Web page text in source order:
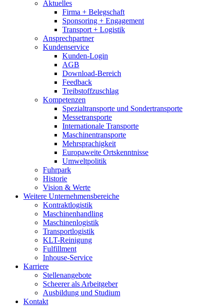
Aktuelles
Firma + Belegschaft
Sponsoring + Engagement
Transport + Logistik
Ansprechpartner
Kundenservice
Kunden-Login
AGB
Download-Bereich
Feedback
Treibstoffzuschlag
Kompetenzen
Spezialtransporte und Sondertransporte
Messetransporte
Internationale Transporte
Maschinentransporte
Mehrsprachigkeit
Europaweite Ortskenntnisse
Umweltpolitik
Fuhrpark
Historie
Vision & Werte
Weitere Unternehmensbereiche
Kontraktlogistik
Maschinenhandling
Maschinenlogistik
Transportlogistik
KLT-Reinigung
Fulfillment
Inhouse-Service
Karriere
Stellenangebote
Scheerer als Arbeitgeber
Ausbildung und Studium
Kontakt